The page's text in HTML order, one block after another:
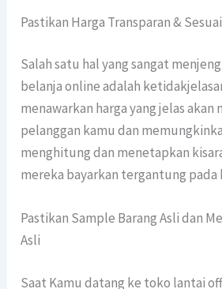
Pastikan Harga Transparan &
Salah satu hal yang sangat
belanja online adalah
menawarkan harga yang jelas akan
pelanggan kamu dan
menghitung dan menetapkan
mereka bayarkan tergantung
Pastikan Sample Barang Asli dan
Asli
Saat Kamu datang ke toko lantai